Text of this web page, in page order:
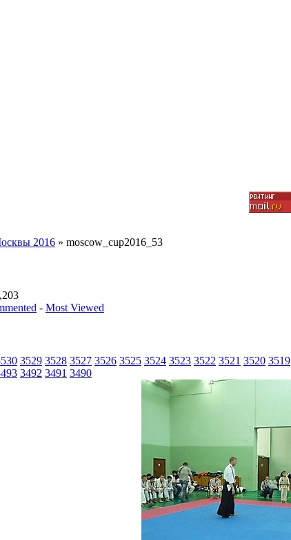
2016 » moscow_cup2016_53
- Most Viewed
3529 3528 3527 3526 3525 3524 3523 3522 3521 3520 3519
3492 3491 3490